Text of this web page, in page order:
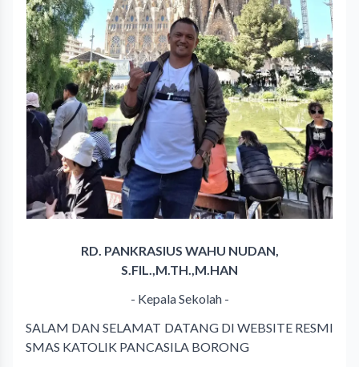
RD. PANKRASIUS WAHU NUDAN,
S.FIL.,M.TH.,M.HAN
- Kepala Sekolah -
SALAM DAN SELAMAT DATANG DI WEBSITE RESMI
SMAS KATOLIK PANCASILA BORONG